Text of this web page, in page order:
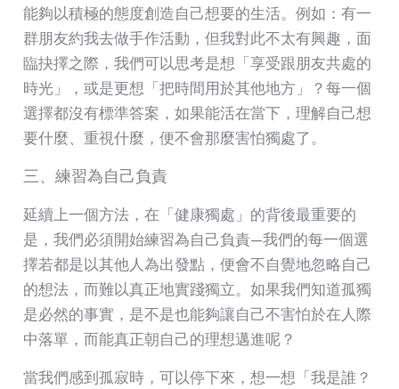
能夠以積極的態度創造自己想要的生活。例如：有一
群朋友約我去做手作活動，但我對此不太有興趣，面
臨抉擇之際，我們可以思考是想「享受跟朋友共處的
時光」，或是更想「把時間用於其他地方」？每一個
選擇都沒有標準答案，如果能活在當下，理解自己想
要什麼、重視什麼，便不會那麼害怕獨處了。
三、練習為自己負責
延續上一個方法，在「健康獨處」的背後最重要的
是，我們必須開始練習為自己負責—我們的每一個選
擇若都是以其他人為出發點，便會不自覺地忽略自己
的想法，而難以真正地實踐獨立。如果我們知道孤獨
是必然的事實，是不是也能夠讓自己不害怕於在人際
中落單，而能真正朝自己的理想邁進呢？
當我們感到孤寂時，可以停下來，想一想「我是誰？